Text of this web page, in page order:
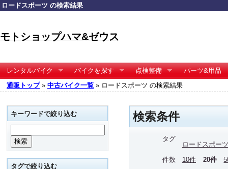
ロードスポーツ の検索結果
モトショップハマ&ゼウス
レンタルバイク バイクを探す 点検整備
パーツ&用品
通販トップ» 中古バイク一覧 » ロードスポーツ の検索結果
検索条件
タグ
ロードスポーツ
件数
10件 20件
キーワードで絞り込む
タグで絞り込む